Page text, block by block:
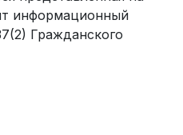
информационный
Гражданского